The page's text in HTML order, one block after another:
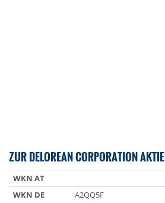
ZUR DELOREAN CORPORATION AKTIE
WKN AT
WKN DE
A2QQ5F